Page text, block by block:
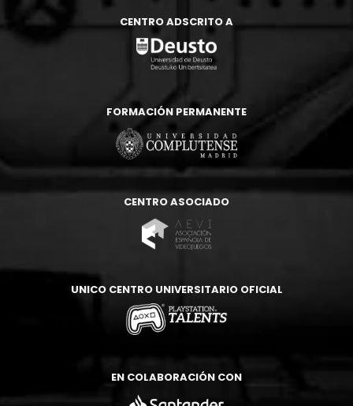
CENTRO ADSCRITO A
FORMACIÓN PERMANENTE
CENTRO ASOCIADO
UNICO CENTRO UNIVERSITARIO OFICIAL
EN COLABORACIÓN CON